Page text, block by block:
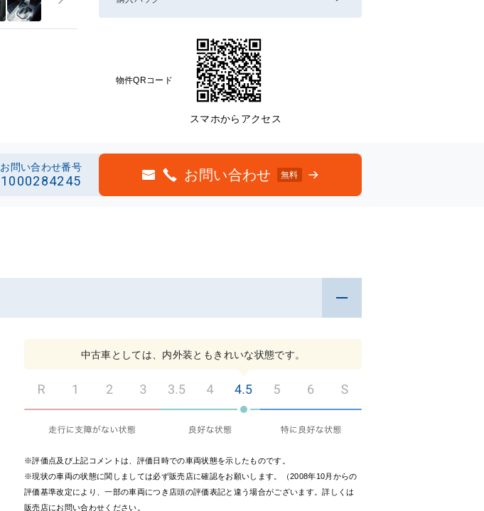
物件QRコード
スマホからアクセス
お問い合わせ番号
1000284245 お問い合わせ 無料
中古車としては、内外装ともきれいな状態です。
※評価点及び上記コメントは、評価日時での車両状態を示したものです。
※現状の車両の状態に関しましては必ず販売店に確認をお願いします。（2008年10月からの
評価基準改定により、一部の車両につき店頭の評価表記と違う場合がございます。詳しくは
販売店にお問い合わせください。